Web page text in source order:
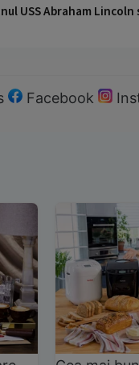
USS Abraham
Facebook